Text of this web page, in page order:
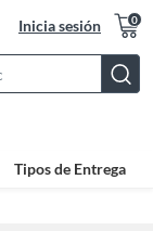
Inicia sesión 0
Bar
Tipos de Entrega